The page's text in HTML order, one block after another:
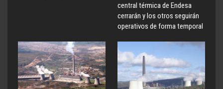
central térmica de Endesa
cerrarán y los otros seguirán
operativos de forma temporal